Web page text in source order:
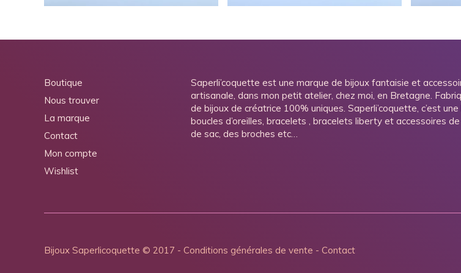
Boutique
Nous trouver
La marque
Contact
Mon compte
Wishlist
Saperli’coquette est une marque de bijoux fantaisie et
artisanale, dans mon petit atelier, chez moi, en Bretagne.
de bijoux de créatrice 100% uniques. Saperli’coquette, c’est
boucles d’oreilles, bracelets , bracelets liberty et accessoires
de sac, des broches etc…
Bijoux Saperlicoquette © 2017 - Conditions générales de vente - Contact